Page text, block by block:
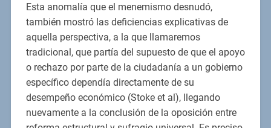
Esta anomalía que el menemismo desnudó,
también mostró las deficiencias explicativas de
aquella perspectiva, a la que llamaremos
tradicional, que partía del supuesto de que el apoyo
o rechazo por parte de la ciudadanía a un gobierno
específico dependía directamente de su
desempeño económico (Stoke et al), llegando
nuevamente a la conclusión de la oposición entre